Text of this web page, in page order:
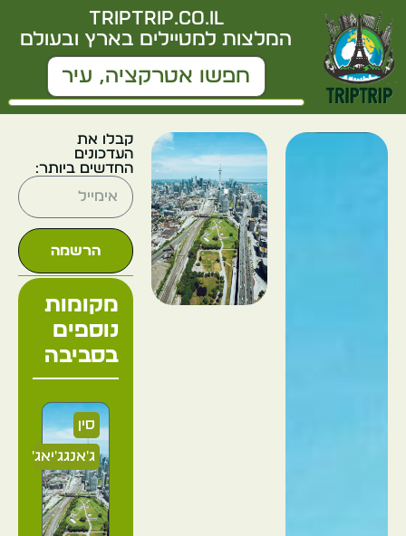
triptrip.co.il
המלצות למטיילים בארץ ובעולם
קבלו את
העדכונים
החדשים ביותר:
הרשמה
מקומות
נוספים
בסביבה
סין
ג'אנגג'יאג'י